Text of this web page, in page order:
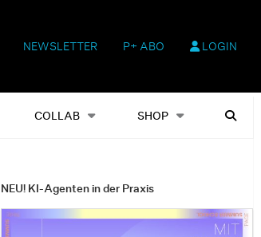
NEWSLETTER P+ ABO LOGIN
COLLAB SHOP
Shop Heftausgaben Suchen
NEU! KI-Agenten in der Praxis